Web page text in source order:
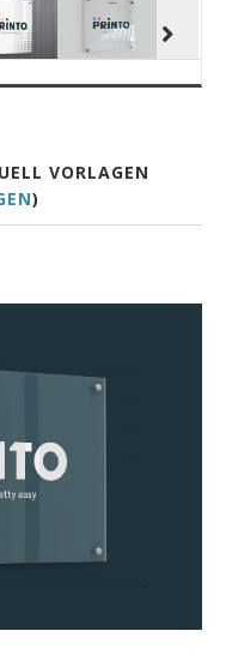
VORLAGEN
)